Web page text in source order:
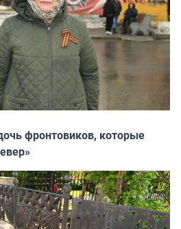
фронтовиков, которые